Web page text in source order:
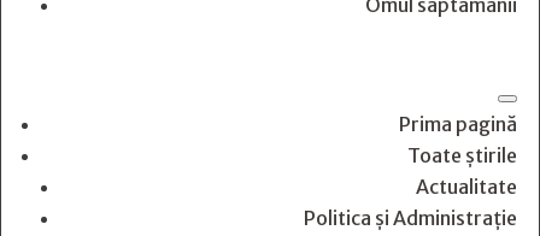
Omul saptamanii
Prima pagină
Toate știrile
Actualitate
Politica și Administrație